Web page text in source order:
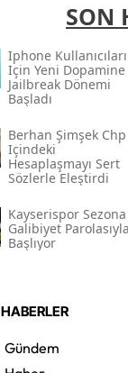
SON
Iphone Kullanıcıları
Için Yeni Dopamine
Jailbreak Dönemi
Başladı
Berhan Şimşek Chp
Içindeki
Hesaplaşmayı Sert
Sözlerle Eleştirdi
Kayserispor Sezona
Galibiyet Parolasıyla
Başlıyor
HABERLER
Gündem